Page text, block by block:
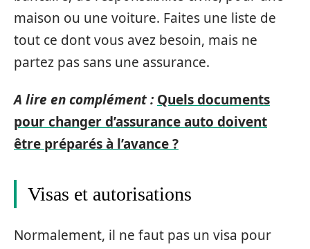
maison ou une voiture. Faites une liste de
tout ce dont vous avez besoin, mais ne
partez pas sans une assurance.
A lire en complément : Quels documents
pour changer d’assurance auto doivent
être préparés à l’avance ?
Visas et autorisations
Normalement, il ne faut pas un visa pour